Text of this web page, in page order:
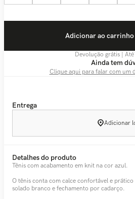
Adicionar ao carrinho
Devolução grátis | Até
Ainda tem
Clique aqui para falar com um
Entrega
Adicionar
Detalhes do produto
Tênis com acabamento em knit na cor azul.
O tênis conta com calce confortável e
solado branco e fechamento por cadarço.